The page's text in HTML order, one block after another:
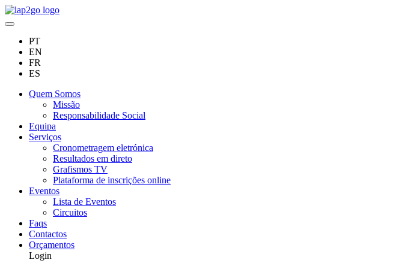
PT
EN
FR
ES
Quem Somos
Missão
Responsabilidade Social
Equipa
Serviços
Cronometragem eletrónica
Resultados em direto
Grafismos TV
Plataforma de inscrições online
Eventos
Lista de Eventos
Circuitos
Faqs
Contactos
Orçamentos
Login